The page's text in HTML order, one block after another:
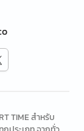
TIME สำหรับ